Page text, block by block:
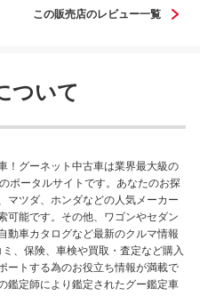
この販売店のレビュー一覧
ついて
！グーネット中古車は業界最大級の
ポータルサイトです。あなたのお探
マツダ、ホンダなどの人気メーカー
可能です。その他、ワゴンやセダン
動車カタログなど最新のクルマ情報
、保険、車検や買取・査定など購入
ートする為のお役立ち情報が満載で
鑑定師により鑑定されたグー鑑定車